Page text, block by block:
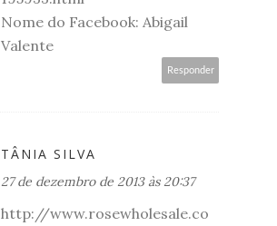
Nome do Facebook: Abigail
Valente
Responder
TÂNIA SILVA
27 de dezembro de 2013 às 20:37
http://www.rosewholesale.co